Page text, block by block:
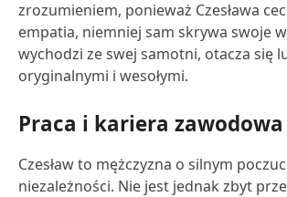
zrozumieniem, ponieważ Czesława
empatia, niemniej sam skrywa swoje
wychodzi ze swej samotni, otacza się
oryginalnymi i wesołymi.
Praca i kariera zawodowa
Czesław to mężczyzna o silnym
niezależności. Nie jest jednak zbyt